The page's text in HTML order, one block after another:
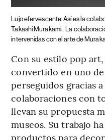
Lujo efervescente: Así es la
Takashi Murakami.
La
intervenidas con el arte de
Con su estilo pop
convertido en uno
perseguidos gracias
colaboraciones con
llevan su propuesta
museos. Su trabajo
productos para